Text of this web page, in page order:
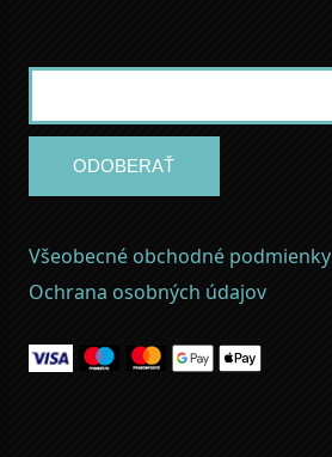
ODOBERAŤ
Všeobecné obchodné podmienky
Ochrana osobných údajov